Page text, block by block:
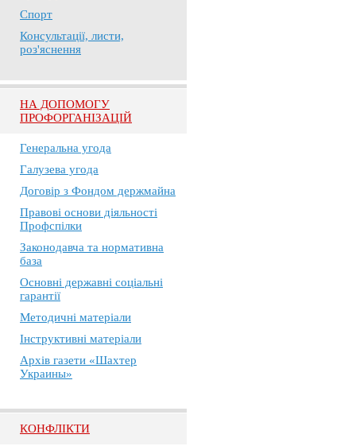
Спорт
Консультації, листи,
роз'яснення
НА ДОПОМОГУ
ПРОФОРГАНІЗАЦІЙ
Генеральна угода
Галузева угода
Договір з Фондом держмайна
Правові основи діяльності
Профспілки
Законодавча та нормативна
база
Основні державні соціальні
гарантії
Методичні матеріали
Інструктивні матеріали
Архів газети «Шахтер
Украины»
КОНФЛІКТИ